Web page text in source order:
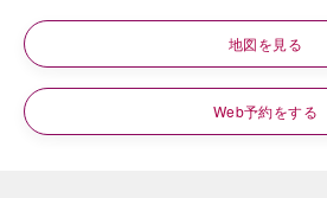
地図を見る
Web予約をする